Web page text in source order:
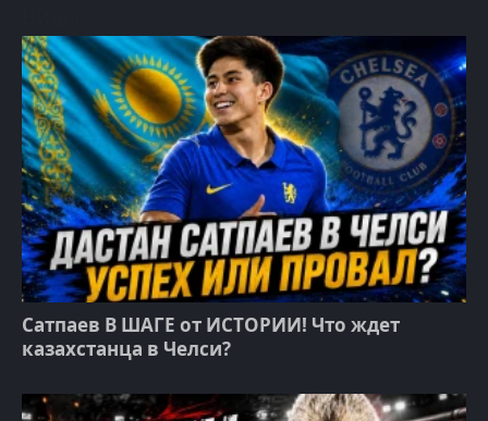
Сатпаев В ШАГЕ от ИСТОРИИ! Что ждет
казахстанца в Челси?